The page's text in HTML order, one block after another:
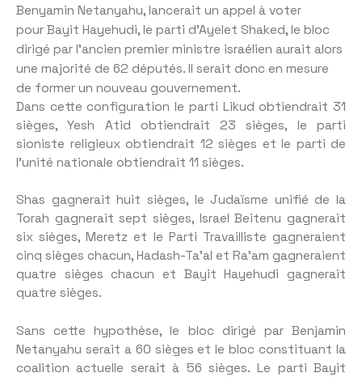
Benyamin Netanyahu, lancerait un appel à voter
pour Bayit Hayehudi, le parti d’Ayelet Shaked, le bloc
dirigé par l’ancien premier ministre israélien aurait alors
une majorité de 62 députés. Il serait donc en mesure
de former un nouveau gouvernement.
Dans cette configuration le parti Likud obtiendrait 31
sièges, Yesh Atid obtiendrait 23 sièges, le parti
sioniste religieux obtiendrait 12 sièges et le parti de
l’unité nationale obtiendrait 11 sièges.
Shas gagnerait huit sièges, le Judaïsme unifié de la
Torah gagnerait sept sièges, Israel Beitenu gagnerait
six sièges, Meretz et le Parti Travailliste gagneraient
cinq sièges chacun, Hadash-Ta’al et Ra’am gagneraient
quatre sièges chacun et Bayit Hayehudi gagnerait
quatre sièges.
Sans cette hypothèse, le bloc dirigé par Benjamin
Netanyahu serait a 60 sièges et le bloc constituant la
coalition actuelle serait à 56 sièges. Le parti Bayit